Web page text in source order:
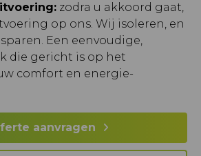
zodra u akkoord gaat,
op ons. Wij isoleren, en
Een eenvoudige,
die gericht is op het
comfort en energie-
aanvragen